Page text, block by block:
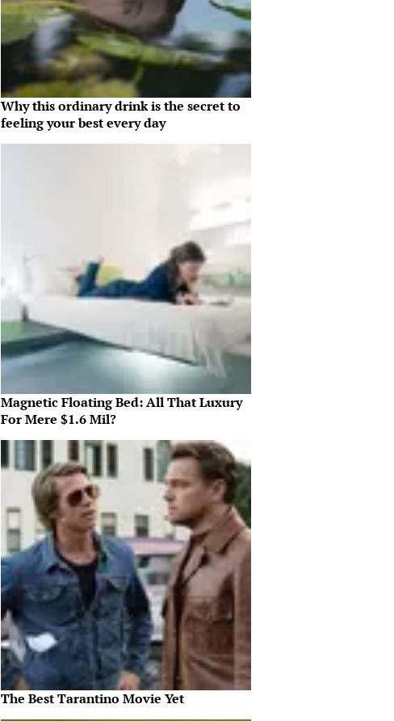
Why this ordinary drink is the secret to
feeling your best every day
Magnetic Floating Bed: All That Luxury
For Mere $1.6 Mil?
The Best Tarantino Movie Yet